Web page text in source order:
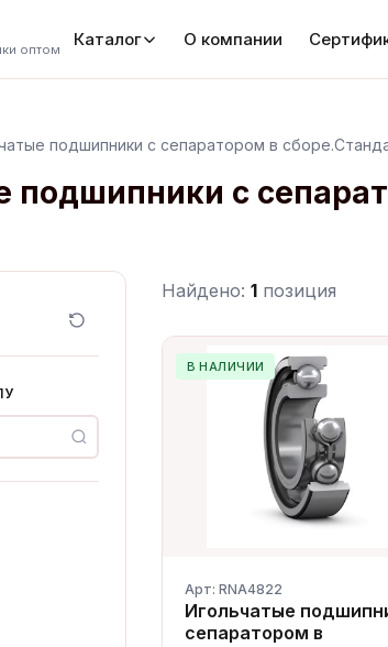
оптом Каталог О компании
подшипники с сепаратором в
подшипники с
Найдено: 1 позиция
В НАЛИЧИИ
Арт: RNA4822
Игольчатые
сепаратором в